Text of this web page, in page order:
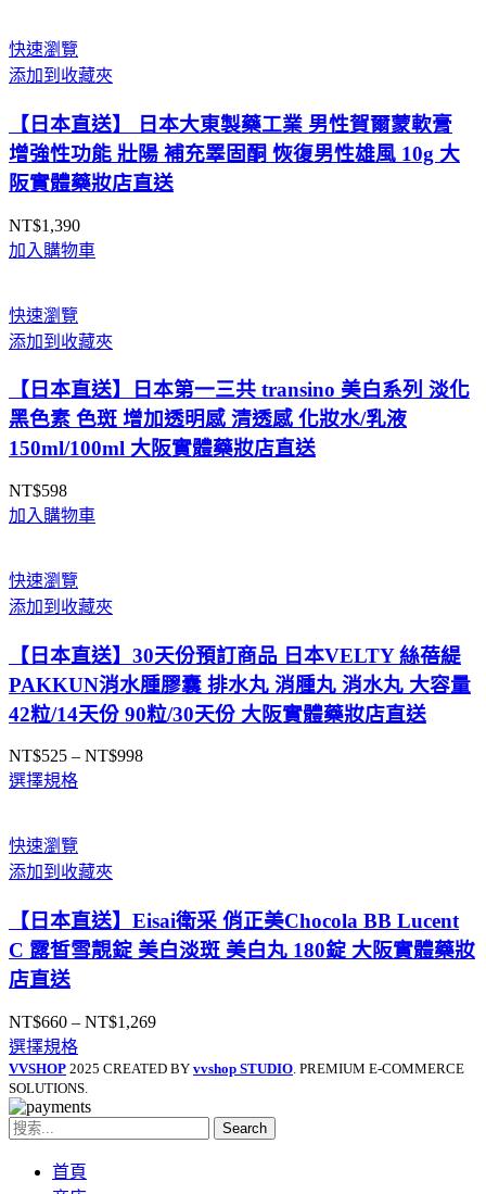
快速瀏覽
添加到收藏夾
【日本直送】 日本大東製藥工業 男性賀爾蒙軟膏
增強性功能 壯陽 補充睪固酮 恢復男性雄風 10g 大
阪實體藥妝店直送
NT$1,390
加入購物車
快速瀏覽
添加到收藏夾
【日本直送】日本第一三共 transino 美白系列 淡化
黑色素 色斑 增加透明感 清透感 化妝水/乳液
150ml/100ml 大阪實體藥妝店直送
NT$598
加入購物車
快速瀏覽
添加到收藏夾
【日本直送】30天份預訂商品 日本VELTY 絲蓓緹
PAKKUN消水腫膠囊 排水丸 消腫丸 消水丸 大容量
42粒/14天份 90粒/30天份 大阪實體藥妝店直送
NT$525 – NT$998價
選擇規格
快速瀏覽
添加到收藏夾
【日本直送】Eisai衛采 俏正美Chocola BB Lucent
C 露皙雪靚錠 美白淡斑 美白丸 180錠 大阪實體藥妝
店直送
NT$660 – NT$1,269價
範
選擇規格
VVSHOP 2025 CREATED BY vvshop STUDIO . PREMIUM E-COMMERCE
SOLUTIONS.
Search
首頁